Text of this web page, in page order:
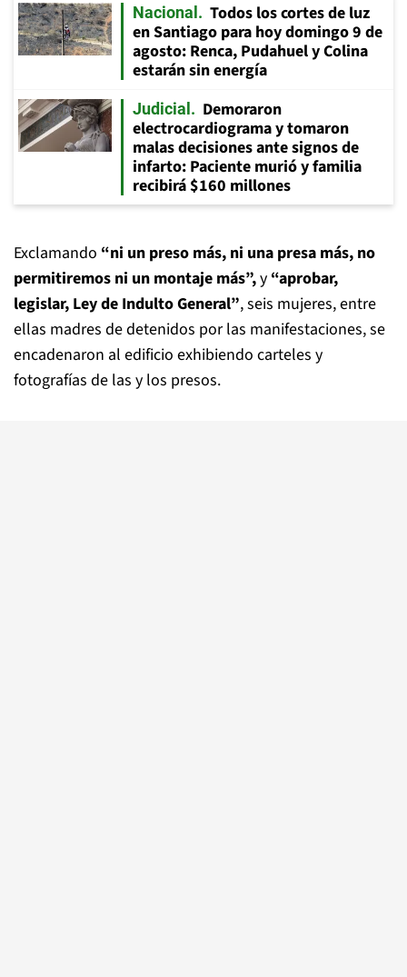
Nacional
Todos los cortes de luz
en Santiago para hoy domingo 9 de
agosto: Renca, Pudahuel y Colina
estarán sin energía
Judicial
Demoraron
electrocardiograma y tomaron
malas decisiones ante signos de
infarto: Paciente murió y familia
recibirá $160 millones
Exclamando “ni un preso más, ni una presa más, no
permitiremos ni un montaje más”,y “aprobar,
legislar, Ley de Indulto General”, seis mujeres, entre
ellas madres de detenidos por las manifestaciones, se
encadenaron al edificio exhibiendo carteles y
fotografías de las y los presos.